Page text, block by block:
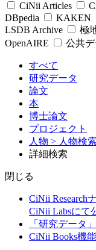
CiNii Articles
DBpedia
KAKEN
LSDB Archive
極
OpenAIRE
公共
すべて
研究データ
論文
本
博士論文
プロジェクト
人物 > 人物検
詳細検索
閉じる
CiNii Research
CiNii Labsにて
「研究データ
CiNii Books機